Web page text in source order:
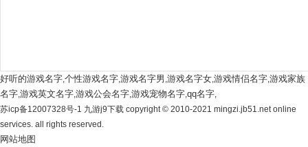
好听的游戏名字,个性游戏名字,游戏名字男 ,游戏名字女,游戏情侣名字,游戏家族
名字,游戏英文名字,游戏公会名字,游戏宠物名字,qq名字,
苏icp备12007328号-1 九游j9下载 copyright © 2010-2021 mingzi.jb51.net online
services. all rights reserved.
网站地图